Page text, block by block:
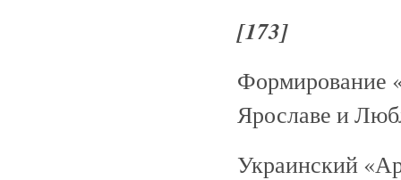
[173]
Формирование
Ярославе и
Украинский